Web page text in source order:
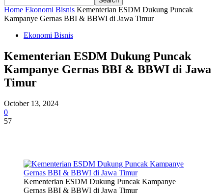
Home Ekonomi Bisnis Kementerian ESDM Dukung Puncak
Kampanye Gernas BBI & BBWI di Jawa Timur
Ekonomi Bisnis
Kementerian ESDM Dukung Puncak
Kampanye Gernas BBI & BBWI di Jawa
Timur
October 13, 2024
0
57
Kementerian ESDM Dukung Puncak Kampanye
Gernas BBI & BBWI di Jawa Timur